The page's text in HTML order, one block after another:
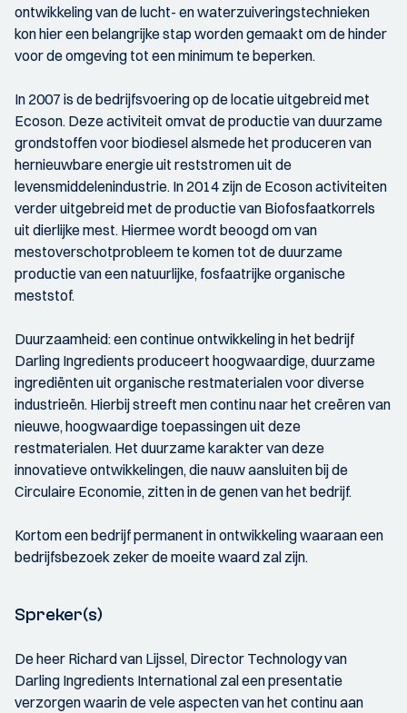
ontwikkeling van de lucht- en waterzuiveringstechnieken
kon hier een belangrijke stap worden gemaakt om de hinder
voor de omgeving tot een minimum te beperken.
In 2007 is de bedrijfsvoering op de locatie uitgebreid met
Ecoson. Deze activiteit omvat de productie van duurzame
grondstoffen voor biodiesel alsmede het produceren van
hernieuwbare energie uit reststromen uit de
levensmiddelenindustrie. In 2014 zijn de Ecoson activiteiten
verder uitgebreid met de productie van Biofosfaatkorrels
uit dierlijke mest. Hiermee wordt beoogd om van
mestoverschotprobleem te komen tot de duurzame
productie van een natuurlijke, fosfaatrijke organische
meststof.
Duurzaamheid: een continue ontwikkeling in het bedrijf
Darling Ingredients produceert hoogwaardige, duurzame
ingrediënten uit organische restmaterialen voor diverse
industrieën. Hierbij streeft men continu naar het creëren van
nieuwe, hoogwaardige toepassingen uit deze
restmaterialen. Het duurzame karakter van deze
innovatieve ontwikkelingen, die nauw aansluiten bij de
Circulaire Economie, zitten in de genen van het bedrijf.
Kortom een bedrijf permanent in ontwikkeling waaraan een
bedrijfsbezoek zeker de moeite waard zal zijn.
Spreker(s)
De heer Richard van Lijssel, Director Technology van
Darling Ingredients International zal een presentatie
verzorgen waarin de vele aspecten van het continu aan